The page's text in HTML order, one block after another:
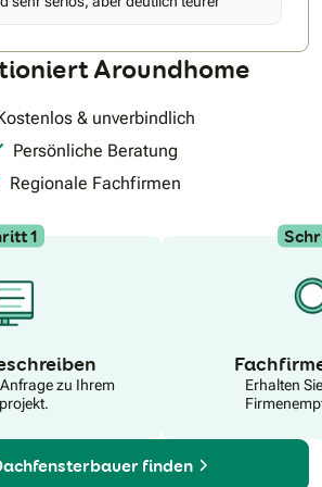
– – Outlook
Aroundhome
& unverbindlich
Persönliche Beratung
Regionale Fachfirmen
1
zu Ihrem
Erhalten
finden